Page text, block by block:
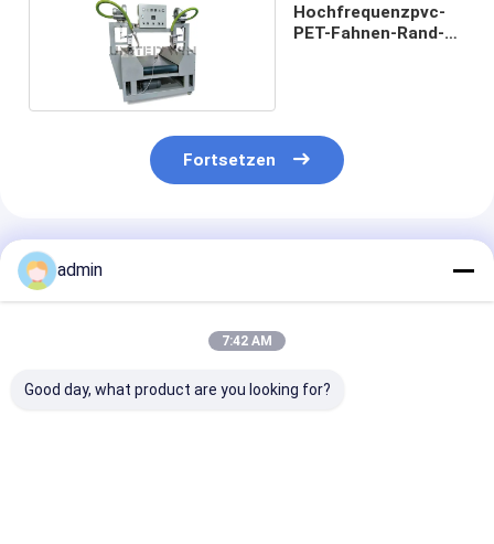
Hochfrequenzpvc-
PET-Fahnen-Rand-
Fortsetzen
Empfohlene Produkte
admin
7:42 AM
Good day, what product are you looking for?